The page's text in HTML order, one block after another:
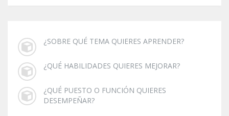
¿SOBRE QUÉ TEMA QUIERES APRENDER?
¿QUÉ HABILIDADES QUIERES MEJORAR?
¿QUÉ PUESTO O FUNCIÓN QUIERES
DESEMPEÑAR?